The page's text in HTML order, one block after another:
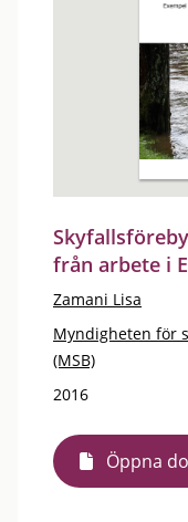
från arbete i
Zamani Lisa
Myndigheten för
(MSB)
2016
Öppna